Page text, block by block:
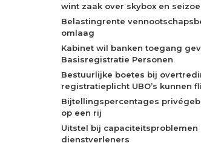
wint zaak over skybox en
Belastingrente
omlaag
Kabinet wil banken toegang
Basisregistratie Personen
Bestuurlijke boetes bij
registratieplicht UBO’s kunnen
Bijtellingspercentages
op een rij
Uitstel bij capaciteitsproblemen
dienstverleners